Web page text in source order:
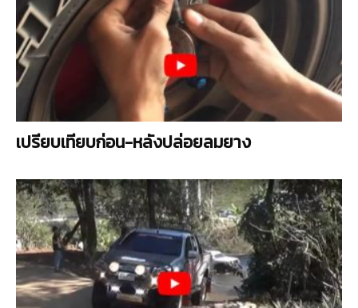
เปรียบเทียบก่อน-หลังปล่อยลมยาง